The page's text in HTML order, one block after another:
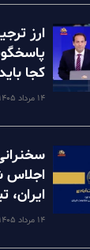
ارز
کجا
۱۴ مرداد ۱۴۰۵
اجلاس
ایران،
۱۴ مرداد ۱۴۰۵